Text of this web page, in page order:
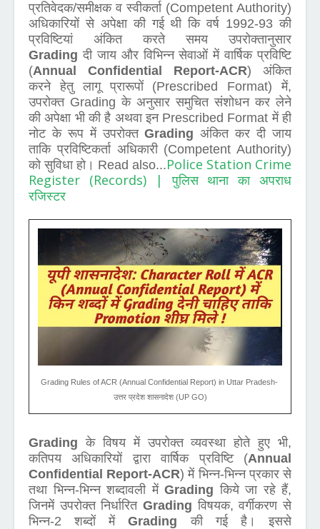
प्रतिवेदक/समीक्षक व स्वीकर्ता (Competent Authority)
अधिकारियों से अपेक्षा की गई थी कि वर्ष 1992-93 की
प्रविष्टियां अंकित करते समय उपरोक्तानुसार
Grading दी जाय और विभिन्न सेवाओं में वार्षिक प्रविष्टि
(Annual Confidential Report-ACR) अंकित
करने हेतु लागू प्रारूपों (Prescribed Format) में,
उपरोक्त Grading के अनुसार समुचित संशोधन कर लेने
की अपेक्षा भी की है अथवा इन Prescribed Format में ही
नोट के रूप में उपरोक्तGradingअंकित कर दी जाय
ताकि प्रविष्टिकर्ता अधिकारी (Competent Authority)
को सुविधा हो। Read also...Police Station Crime
Register (Records) | पुलिस थाना का अपराध
रजिस्टर
Grading Rules of ACR (Annual Confidential Report) in Uttar Pradesh-
उत्तर प्रदेश शासनादेश (UP GO)
Grading के विषय में उपरोक्त व्यवस्था होते हुए भी,
कतिपय अधिकारियों द्वारा वार्षिक प्रविष्टि (Annual
Confidential Report-ACR) में भिन्न-भिन्न प्रकार से
तथा भिन्न-भिन्न शब्दावली में Grading किये जा रहे हैं,
जिनमें उपरोक्त निर्धारित Grading विषयक, वर्गीकरण से
भिन्न-2 शब्दों मेंGrading की गई है। इससे